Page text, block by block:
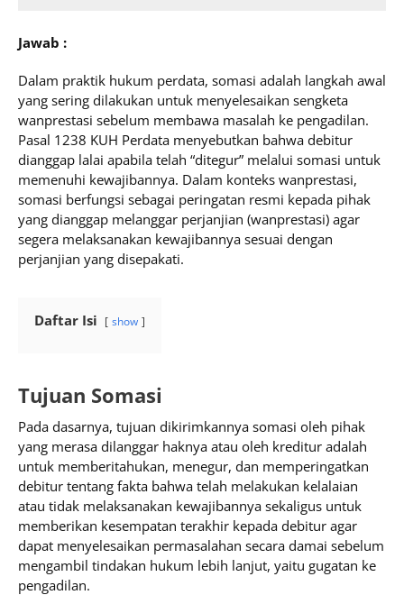
Jawab :
Dalam praktik hukum perdata, somasi adalah langkah awal
yang sering dilakukan untuk menyelesaikan sengketa
wanprestasi sebelum membawa masalah ke pengadilan.
Pasal 1238 KUH Perdata menyebutkan bahwa debitur
dianggap lalai apabila telah “ditegur” melalui somasi untuk
memenuhi kewajibannya. Dalam konteks wanprestasi,
somasi berfungsi sebagai peringatan resmi kepada pihak
yang dianggap melanggar perjanjian (wanprestasi) agar
segera melaksanakan kewajibannya sesuai dengan
perjanjian yang disepakati.
Daftar Isi show
Tujuan Somasi
Pada dasarnya, tujuan dikirimkannya somasi oleh pihak
yang merasa dilanggar haknya atau oleh kreditur adalah
untuk memberitahukan, menegur, dan memperingatkan
debitur tentang fakta bahwa telah melakukan kelalaian
atau tidak melaksanakan kewajibannya sekaligus untuk
memberikan kesempatan terakhir kepada debitur agar
dapat menyelesaikan permasalahan secara damai sebelum
mengambil tindakan hukum lebih lanjut, yaitu gugatan ke
pengadilan.